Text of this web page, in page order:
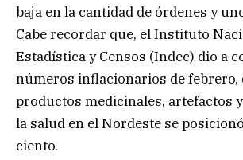
baja en la cantidad de órdenes y
Cabe recordar que, el Instituto
Estadística y Censos (Indec) dio a
números inflacionarios de febrero,
productos medicinales, artefactos
la salud en el Nordeste se
ciento.